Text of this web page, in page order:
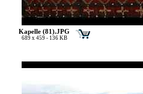
Kapelle (81).JPG
689 x 459 - 136 KB